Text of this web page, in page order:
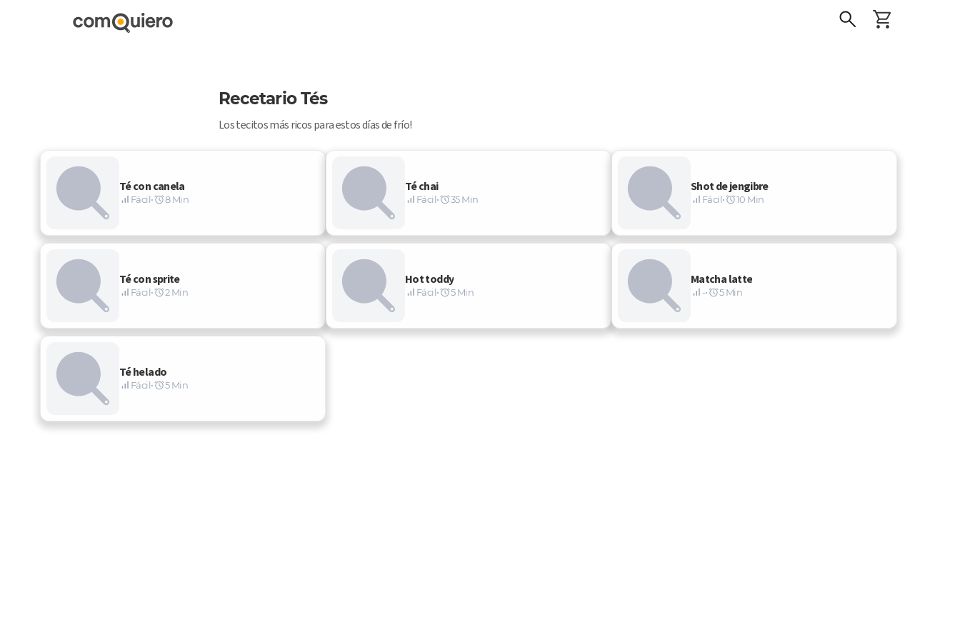
Recetario Tés
Los tecitos más ricos para estos días de frío!
Té con canela
Fácil• 8 Min
Té chai
Fácil• 35 Min
Shot de jengibre
Fácil• 10 Min
Té con sprite
Fácil• 2 Min
Hot toddy
Fácil• 5 Min
Matcha latte
-• 5 Min
Té helado
Fácil• 5 Min